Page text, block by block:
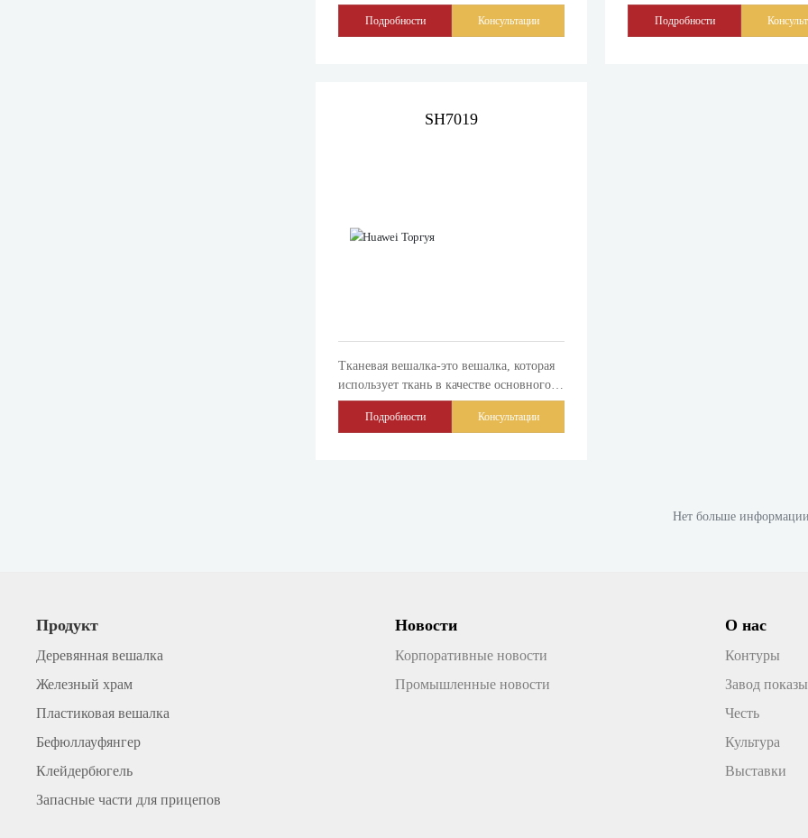
для хранения, защиты или украшения
предметов. «Вешалка»-это полка для
Подробности Консультации
для хранения, защиты или
предметов. «Вешалка»-это
Подробности
SH7019
Тканевая вешалка-это вешалка, которая
использует ткань в качестве основного
материала и обычно используется для
подвешивания одежды. По сравнению с
Подробности Консультации
Нет больше информации
Продукт
Деревянная вешалка
Железный храм
Пластиковая вешалка
Бефюллауфянгер
Клейдербюгель
Запасные части для прицепов
Новости
Корпоративные новости
Промышленные новости
О нас
Контуры
Завод
Честь
Культура
Выставки